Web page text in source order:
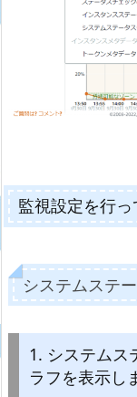
監視設定を行っ
システムステ
1. システムス
ラフを表示し